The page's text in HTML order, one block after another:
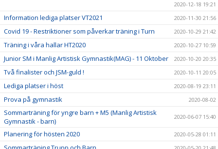
2020-12-18 19:21
Information lediga platser VT2021 2020-11-30 21:56
Covid 19 - Restriktioner som påverkar träning i Turn 2020-10-29 21:42
Träning i våra hallar HT2020 2020-10-27 10:59
Junior SM i Manlig Artistisk Gymnastik(MAG) - 11 Oktober 2020-10-20 20:35
Två finalister och JSM-guld ! 2020-10-11 20:05
Lediga platser i höst 2020-08-19 23:11
Prova på gymnastik 2020-08-02
Sommarträning för yngre barn + M5 (Manlig Artistisk
Gymnastik - barn)
2020-06-07 15:40
Planering för hösten 2020 2020-05-28 01:11